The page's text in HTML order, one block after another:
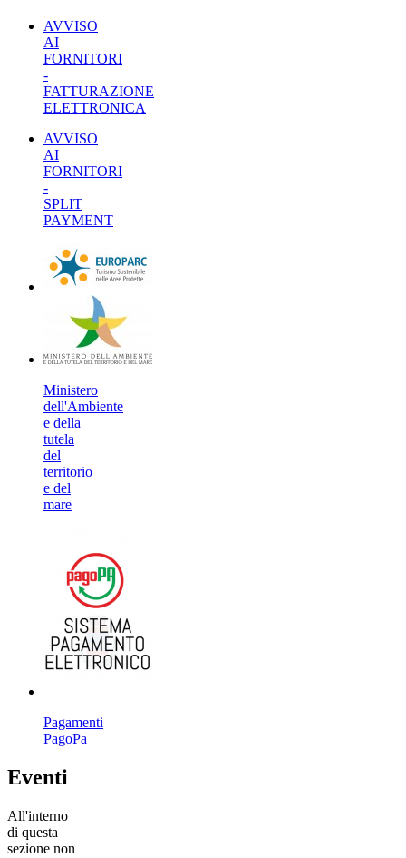
AVVISO
AI
FORNITORI
-
FATTURAZIONE
ELETTRONICA
AVVISO
AI
FORNITORI
-
SPLIT
PAYMENT
Ministero
dell'Ambiente
e della
tutela
del
territorio
e del
mare
Pagamenti
PagoPa
Eventi
All'interno
di questa
sezione non